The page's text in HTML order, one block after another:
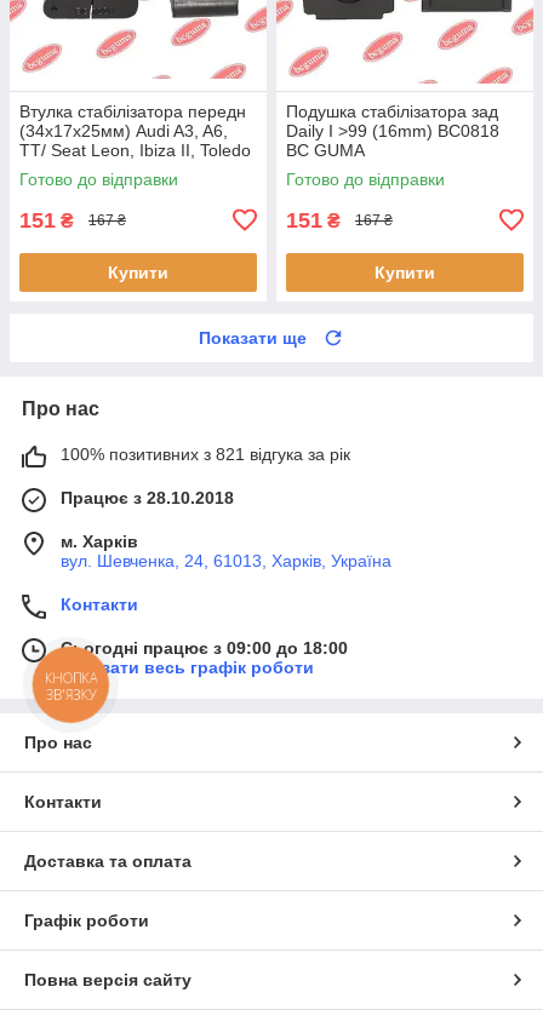
Втулка стабілізатора передн
(34х17х25мм) Audi A3, A6,
TT/ Seat Leon, Ibiza II, Toledo
II (BC0226) BCGUMA BC0226
BC GUMA
Готово до відправки
151 ₴ 167 ₴
Купити
Подушка стабілізатора зад
Daily I >99 (16mm) BC0818
BC GUMA
Готово до відправки
151 ₴ 167 ₴
Купити
Показати ще
Про нас
100% позитивних з 821 відгука за рік
Працює з 28.10.2018
м. Харків
вул. Шевченка, 24, 61013, Харків, Україна
Контакти
Сьогодні працює з 09:00 до 18:00
Показати весь графік роботи
Про нас
Контакти
Доставка та оплата
Графік роботи
Повна версія сайту
КНОПКА
ЗВ'ЯЗКУ